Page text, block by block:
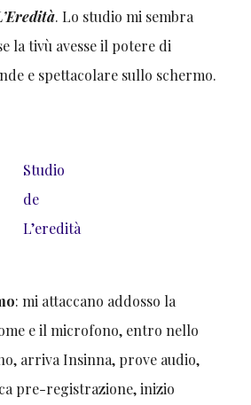
. Lo studio mi sembra
la tivù avesse il potere di
e spettacolare sullo schermo.
Studio
de
L’eredità
: mi attaccano addosso la
e il microfono, entro nello
arriva Insinna, prove audio,
pre-registrazione, inizio